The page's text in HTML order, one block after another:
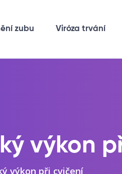
zubu Viróza trvání
výkon
výkon při cvičení